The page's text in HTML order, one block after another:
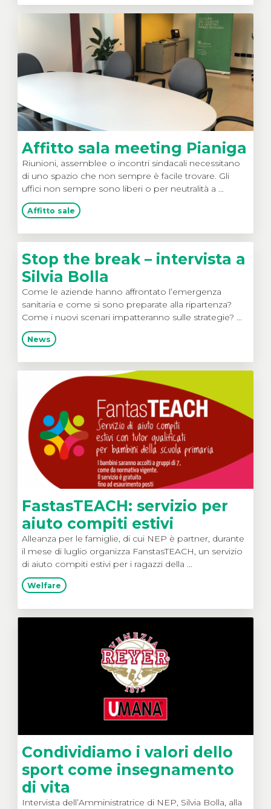
Affitto sala meeting Pianiga
Riunioni, assemblee o incontri sindacali necessitano
di uno spazio che non sempre è facile trovare. Gli
uffici non sempre sono liberi o per neutralità a ...
Affitto sale
Stop the break – intervista a
Silvia Bolla
Come le aziende hanno affrontato l’emergenza
sanitaria e come si sono preparate alla ripartenza?
Come i nuovi scenari impatteranno sulle strategie? ...
News
FastasTEACH: servizio per
aiuto compiti estivi
Alleanza per le famiglie, di cui NEP è partner, durante
il mese di luglio organizza FanstasTEACH, un servizio
di aiuto compiti estivi per i ragazzi della ...
Welfare
Condividiamo i valori dello
sport come insegnamento
di vita
Intervista dell’Amministratrice di NEP, Silvia Bolla, alla